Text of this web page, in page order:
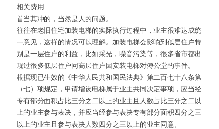
相关费用
首当其冲的，当然是人的问题。
往往在老旧住宅加装电梯的实际执行过程中，业主很难达成统
一意见，这样的情况可以理解。加装电梯会影响到低层住户特
别是一层住户的利益，比如采光，噪音污染等，很多省市都出
现过很多低层住户同高层住户因安装电梯对簿公堂的事件。
根据现已生效的《中华人民共和国民法典》第二百七十八条第
（七）项规定，申请增设电梯属于业主共同决定事项，应当经
专有部分面积占比三分之二以上的业主且人数占比三分之二以
上的业主参与表决，并应当经参与表决专有部分面积四分之三
以上的业主且参与表决人数四分之三以上的业主同意。